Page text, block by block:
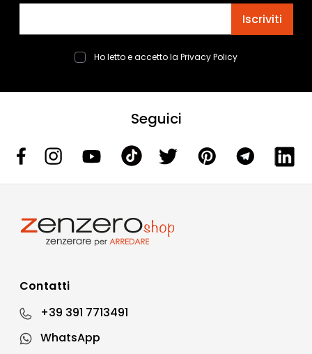
Iscriviti
Ho letto e accetto la Privacy Policy
Seguici
Contatti
+39 391 7713491
WhatsApp